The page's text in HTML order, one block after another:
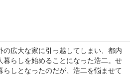
の広大な家に引っ越してしまい、都内
暮らしを始めることになった浩二。せ
らしとなったのだが、浩二を悩ませて